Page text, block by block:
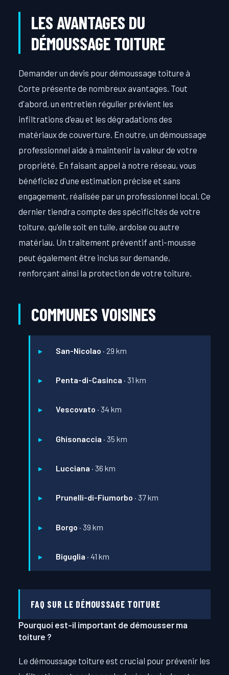
LES AVANTAGES DU
DÉMOUSSAGE TOITURE
Demander un devis pour démoussage toiture à
Corte présente de nombreux avantages. Tout
d'abord, un entretien régulier prévient les
infiltrations d'eau et les dégradations des
matériaux de couverture. En outre, un démoussage
professionnel aide à maintenir la valeur de votre
propriété. En faisant appel à notre réseau, vous
bénéficiez d'une estimation précise et sans
engagement, réalisée par un professionnel local. Ce
dernier tiendra compte des spécificités de votre
toiture, qu'elle soit en tuile, ardoise ou autre
matériau. Un traitement préventif anti-mousse
peut également être inclus sur demande,
renforçant ainsi la protection de votre toiture.
COMMUNES VOISINES
San-Nicolao · 29 km
Penta-di-Casinca · 31 km
Vescovato · 34 km
Ghisonaccia · 35 km
Lucciana · 36 km
Prunelli-di-Fiumorbo · 37 km
Borgo · 39 km
Biguglia · 41 km
FAQ SUR LE DÉMOUSSAGE TOITURE
Pourquoi est-il important de démousser ma
toiture ?
Le démoussage toiture est crucial pour prévenir les